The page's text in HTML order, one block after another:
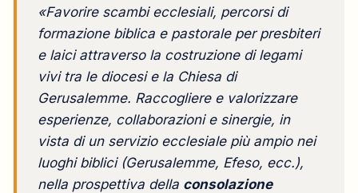
«Favorire scambi ecclesiali, percorsi di
formazione biblica e pastorale per presbiteri
e laici attraverso la costruzione di legami
vivi tra le diocesi e la Chiesa di
Gerusalemme. Raccogliere e valorizzare
esperienze, collaborazioni e sinergie, in
vista di un servizio ecclesiale più ampio nei
luoghi biblici (Gerusalemme, Efeso, ecc.),
nella prospettiva della consolazione